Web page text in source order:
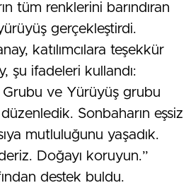
tüm renklerini barındıran
gerçekleştirdi.
katılımcılara teşekkür
şu ifadeleri kullandı:
ve Yürüyüş grubu
Sonbaharın eşsiz
mutluluğunu yaşadık.
Doğayı koruyun.”
destek buldu.